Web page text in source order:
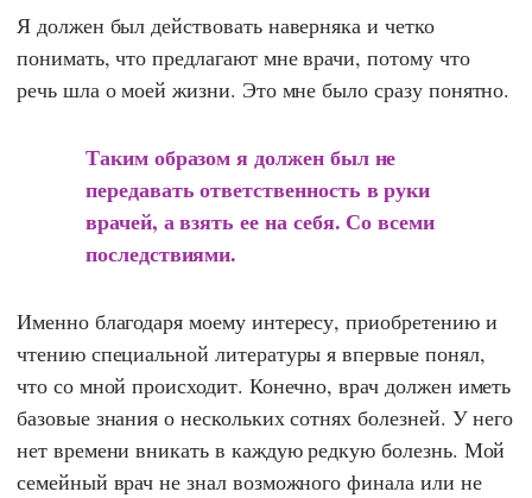
Я должен был действовать наверняка и четко
понимать, что предлагают мне врачи, потому что
речь шла о моей жизни. Это мне было сразу понятно.
Таким образом я должен был не
передавать ответственность в руки
врачей, а взять ее на себя. Со всеми
последствиями.
Именно благодаря моему интересу, приобретению и
чтению специальной литературы я впервые понял,
что со мной происходит. Конечно, врач должен иметь
базовые знания о нескольких сотнях болезней. У него
нет времени вникать в каждую редкую болезнь. Мой
семейный врач не знал возможного финала или не